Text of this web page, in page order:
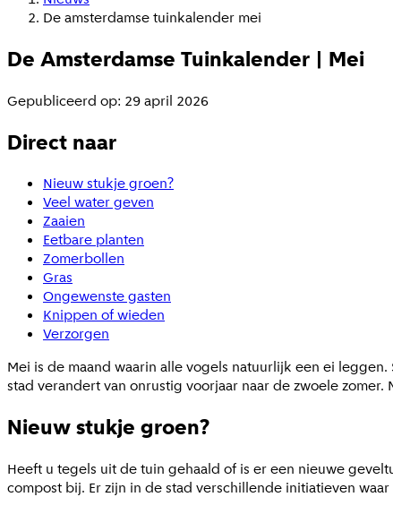
De amsterdamse tuinkalender mei
De Amsterdamse Tuinkalender | Mei
Gepubliceerd op: 29 april 2026
Direct naar
Nieuw stukje groen?
Veel water geven
Zaaien
Eetbare planten
Zomerbollen
Gras
Ongewenste gasten
Knippen of wieden
Verzorgen
Mei is de maand waarin alle vogels natuurlijk een ei
stad verandert van onrustig voorjaar naar de zwoele
Nieuw stukje groen?
Heeft u tegels uit de tuin gehaald of is er een nieuwe
compost bij. Er zijn in de stad verschillende initiatieven